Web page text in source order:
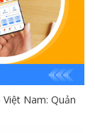
Nam: Quản